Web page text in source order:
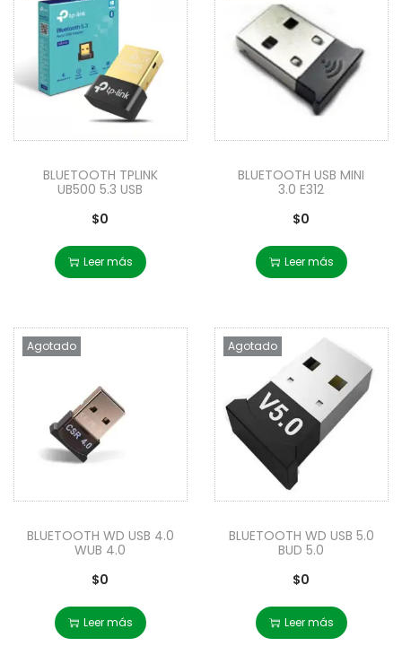
BLUETOOTH TPLINK
UB500 5.3 USB
$0
Leer más
BLUETOOTH USB MINI
3.0 E312
$0
Leer más
Agotado
BLUETOOTH WD USB 4.0
WUB 4.0
$0
Leer más
Agotado
BLUETOOTH WD USB 5.0
BUD 5.0
$0
Leer más